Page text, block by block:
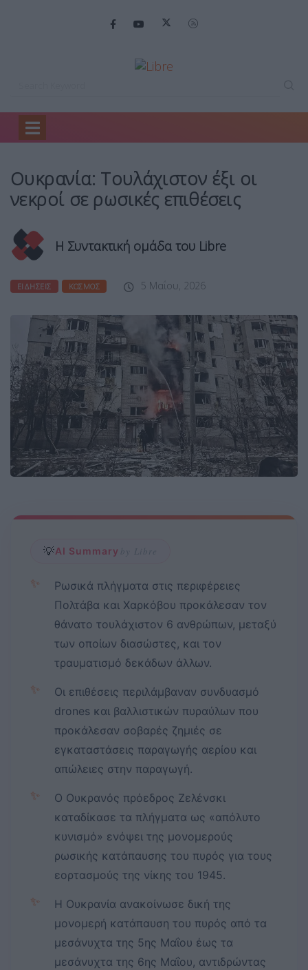
Home
Ουκρανία: Τουλάχιστον έξι οι
νεκροί σε ρωσικές επιθέσεις
Η Συντακτική ομάδα του Libre
ΕΙΔΉΣΕΙΣ ΚΌΣΜΟΣ 5 Μαΐου, 2026
💡AI Summary by Libre
✨
Ρωσικά πλήγματα στις περιφέρειες
Πολτάβα και Χαρκόβου προκάλεσαν τον
θάνατο τουλάχιστον 6 ανθρώπων, μεταξύ
των οποίων διασώστες, και τον
τραυματισμό δεκάδων άλλων.
✨
Οι επιθέσεις περιλάμβαναν συνδυασμό
drones και βαλλιστικών πυραύλων που
προκάλεσαν σοβαρές ζημιές σε
εγκαταστάσεις παραγωγής αερίου και
απώλειες στην παραγωγή.
✨
Ο Ουκρανός πρόεδρος Ζελένσκι
καταδίκασε τα πλήγματα ως «απόλυτο
κυνισμό» ενόψει της μονομερούς
ρωσικής κατάπαυσης του πυρός για τους
εορτασμούς της νίκης του 1945.
✨
Η Ουκρανία ανακοίνωσε δική της
μονομερή κατάπαυση του πυρός από τα
μεσάνυχτα της 5ης Μαΐου έως τα
μεσάνυχτα της 6ης Μαΐου, αντιδρώντας